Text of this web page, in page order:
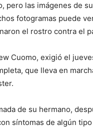
pero las imágenes de
fotogramas puede
el rostro contra el
Cuomo, exigió el
que lleva en
de su hermano,
síntomas de algún